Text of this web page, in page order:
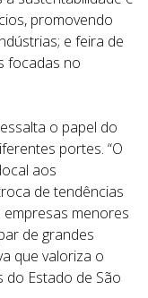
promovendo
e feira de
focadas no
o papel do
portes. “O
aos
de tendências
menores
de grandes
que valoriza o
do Estado de São